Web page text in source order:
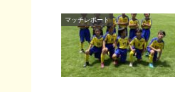
マッチレポート